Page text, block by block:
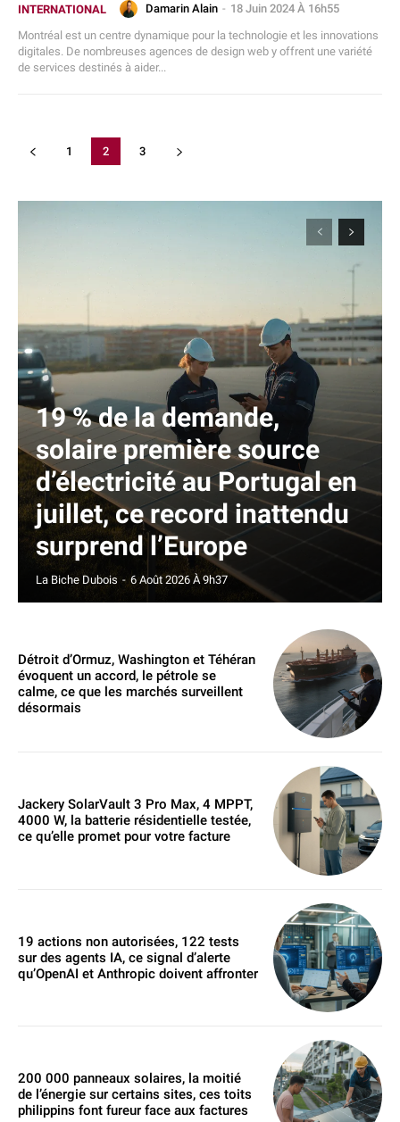
INTERNATIONAL Damarin Alain - 18 Juin 2024 À 16h55
Montréal est un centre dynamique pour la technologie et les innovations
digitales. De nombreuses agences de design web y offrent une variété
de services destinés à aider...
1 2 3
19 % de la demande,
solaire première source
d’électricité au Portugal en
juillet, ce record inattendu
surprend l’Europe
La Biche Dubois - 6 Août 2026 À 9h37
Détroit d’Ormuz, Washington et Téhéran
évoquent un accord, le pétrole se
calme, ce que les marchés surveillent
désormais
Jackery SolarVault 3 Pro Max, 4 MPPT,
4000 W, la batterie résidentielle testée,
ce qu’elle promet pour votre facture
19 actions non autorisées, 122 tests
sur des agents IA, ce signal d’alerte
qu’OpenAI et Anthropic doivent affronter
200 000 panneaux solaires, la moitié
de l’énergie sur certains sites, ces toits
philippins font fureur face aux factures